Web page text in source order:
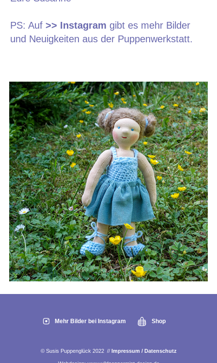
PS: Auf >> Instagram gibt es mehr Bilder
und Neuigkeiten aus der Puppenwerkstatt.
Mehr Bilder bei Instagram Shop
© Susis Puppenglück 2022 // Impressum / Datenschutz